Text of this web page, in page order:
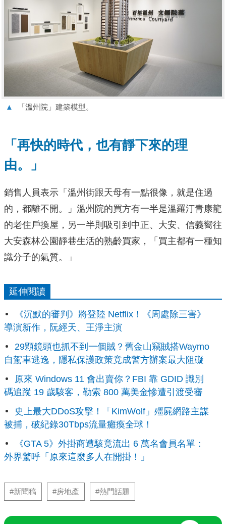
▲ 「溫州院」建築模型。
「再快的時代，也有靜下來的理
由。」
銷售人員表示「溫州街跟天母有一點很像，就是住過
的，都離不開。」溫州院的買方有一半是溫羅汀青康龍
的老住戶換屋，另一半則吸引到中正、大安、信義嚮往
大安森林公園靜巷生活的熟齡買家，「買主都有一種知
識分子的氣質。」
延伸閱讀
《沉默的審判》將登陸 Netflix！《周處除三害》
導演新作，阮經天、王淨主演
29顆鏡頭也抓不到一個賊？舊金山竊賊搭Waymo
自駕車逃逸，隱私保護政策竟成警方辦案最大阻礙
原來 Windows 11 會出賣你？FBI 靠 GDID 識別
碼追蹤 19 歲駭客，勒索 800 萬美金慘遭引渡受審
史上最大DDoS攻擊！「KimWolf」殭屍網路主謀
被捕，破紀錄30Tbps流量癱瘓全球！
《GTA 5》外掛商遭駭竟流出 6 萬名會員名單：
外界驚呼「原來這麼多人在開掛！」
#新聞稿 #房地產 #熱門話題